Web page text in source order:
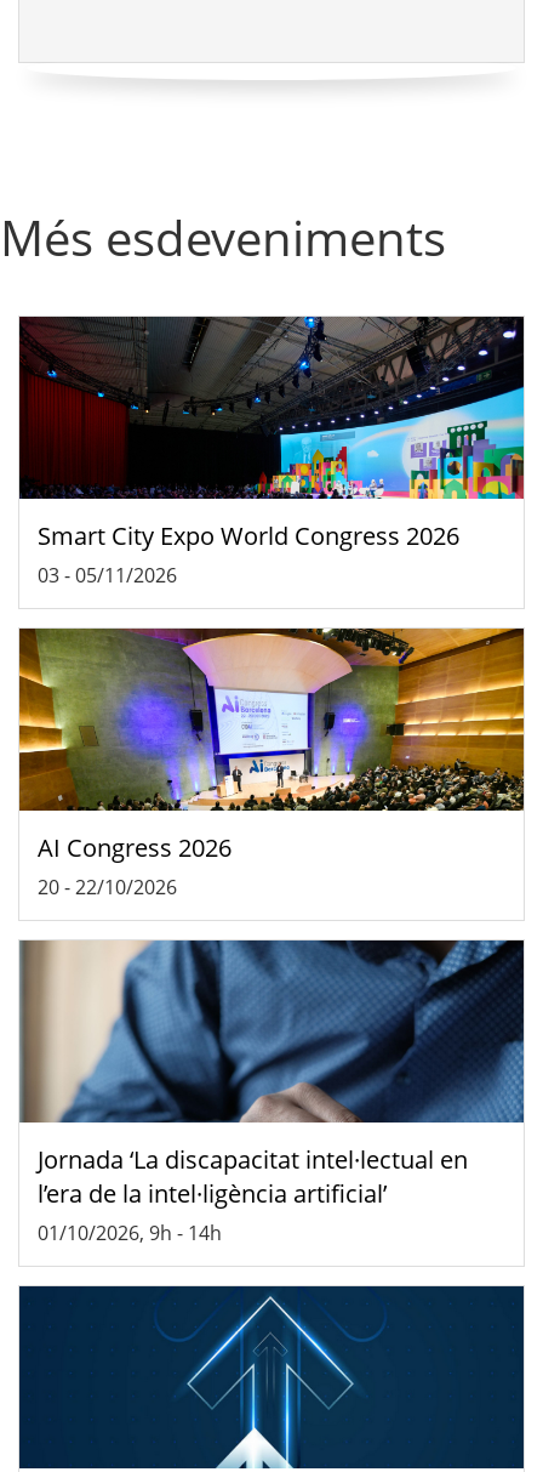
Més esdeveniments
Smart City Expo World Congress 2026
03-05/11/2026
AI Congress 2026
20-22/10/2026
Jornada ‘La discapacitat intel·lectual en
l’era de la intel·ligència artificial’
01/10/2026, 9h - 14h